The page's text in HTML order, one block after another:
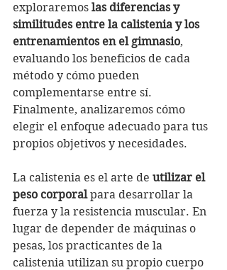
exploraremos las diferencias y
similitudes entre la calistenia y los
entrenamientos en el gimnasio,
evaluando los beneficios de cada
método y cómo pueden
complementarse entre sí.
Finalmente, analizaremos cómo
elegir el enfoque adecuado para tus
propios objetivos y necesidades.
La calistenia es el arte de utilizar el
peso corporal para desarrollar la
fuerza y la resistencia muscular. En
lugar de depender de máquinas o
pesas, los practicantes de la
calistenia utilizan su propio cuerpo